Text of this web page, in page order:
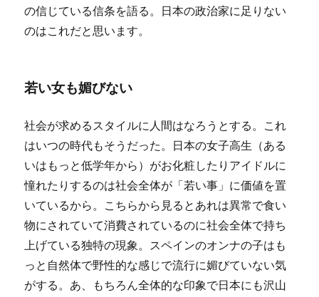
の信じている信条を語る。日本の政治家に足りない
のはこれだと思います。
若い女も媚びない
社会が求めるスタイルに人間はなろうとする。これ
はいつの時代もそうだった。日本の女子高生（ある
いはもっと低学年から）がお化粧したりアイドルに
憧れたりするのは社会全体が「若い事」に価値を置
いているから。こちらから見るとあれは異常で食い
物にされていて消費されているのに社会全体で持ち
上げている独特の現象。スペインのオンナの子はも
っと自然体で野性的な感じで流行に媚びていない気
がする。あ、もちろん全体的な印象で日本にも沢山